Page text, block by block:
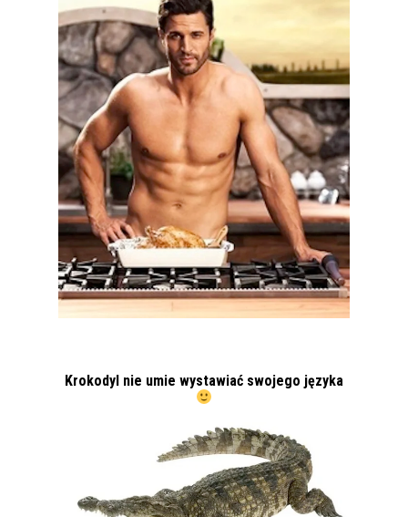
Krokodyl nie umie wystawiać swojego języka